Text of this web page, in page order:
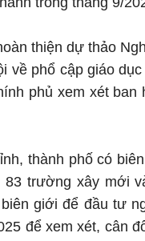
thiện dự thảo
về phổ cập giáo
phủ xem xét
thành phố có
83 trường xây mới
giới để đầu tư
để xem xét, cân